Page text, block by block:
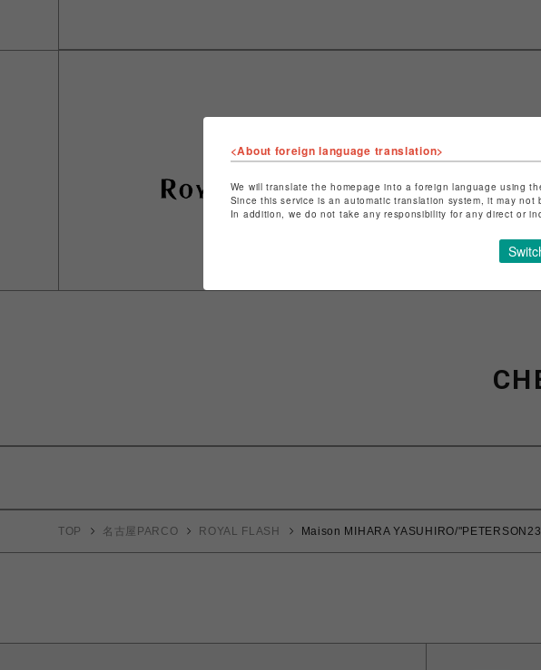
ショップ名
特定商取引法など法令
TOP 名古屋PARCO ROYAL FLASH Maison MIHARA YASUHIRO/
<About foreign language translation>
We will translate the homepage into a foreign language using
Since this service is an automatic translation system, it may
In addition, we do not take any responsibility for any direct or